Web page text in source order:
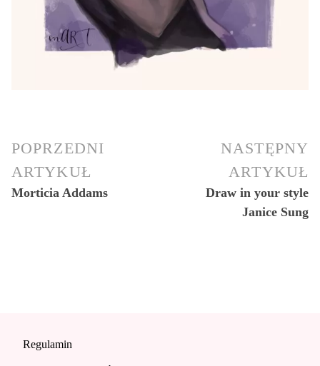
POPRZEDNI
ARTYKUŁ
Morticia Addams
NASTĘPNY
ARTYKUŁ
Draw in your style
Janice Sung
Regulamin